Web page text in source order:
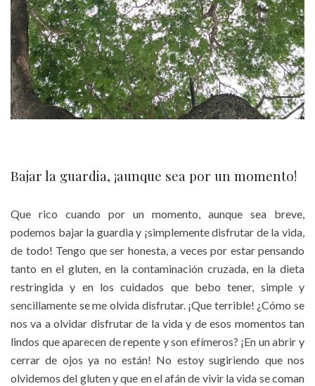
Bajar la guardia, ¡aunque sea por un momento!
Que rico cuando por un momento, aunque sea breve,
podemos bajar la guardia y ¡simplemente disfrutar de la vida,
de todo! Tengo que ser honesta, a veces por estar pensando
tanto en el gluten, en la contaminación cruzada, en la dieta
restringida y en los cuidados que bebo tener, simple y
sencillamente se me olvida disfrutar. ¡Que terrible! ¿Cómo se
nos va a olvidar disfrutar de la vida y de esos momentos tan
lindos que aparecen de repente y son efímeros? ¡En un abrir y
cerrar de ojos ya no están! No estoy sugiriendo que nos
olvidemos del gluten y que en el afán de vivir la vida se coman